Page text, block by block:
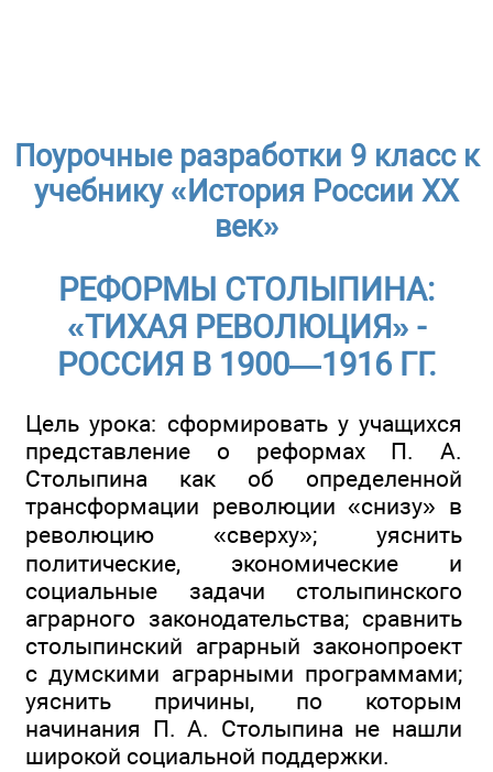
Поурочные разработки 9 класс к
учебнику «История России ХХ
век»
РЕФОРМЫ СТОЛЫПИНА:
«ТИХАЯ РЕВОЛЮЦИЯ» -
РОССИЯ В 1900—1916 ГГ.
Цель урока: сформировать у учащихся
представление о реформах П. А.
Столыпина как об определенной
трансформации революции «снизу» в
революцию «сверху»; уяснить
политические, экономические и
социальные задачи столыпинского
аграрного законодательства; сравнить
столыпинский аграрный законопроект
с думскими аграрными программами;
уяснить причины, по которым
начинания П. А. Столыпина не нашли
широкой социальной поддержки.